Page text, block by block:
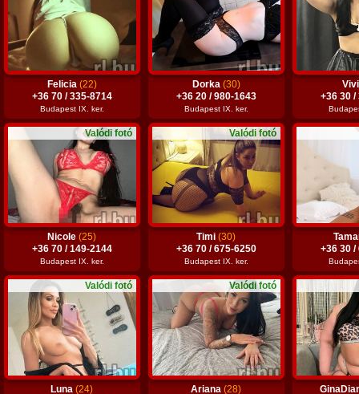
Felicia (22)
+36 70 / 335-8714
Budapest IX. ker.
Dorka (30)
+36 20 / 980-1643
Budapest IX. ker.
+36 30 /
Valódi fotó
Nicole(25)
+36 70 / 149-2144
Budapest IX. ker.
Valódi fotó
Timi(30)
+36 70 / 675-6250
Budapest IX. ker.
+36 30 /
Valódi fotó
Luna(24)
Valódi fotó
Ariana(28)